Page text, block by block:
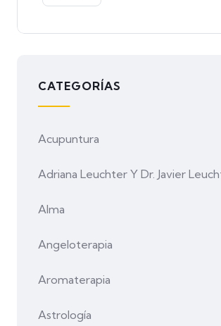
CATEGORÍAS
Acupuntura
Adriana Leuchter Y Dr. Javier
Alma
Angeloterapia
Aromaterapia
Astrología